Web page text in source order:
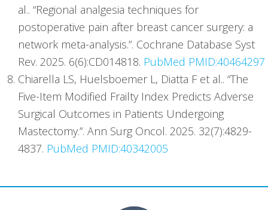
al.. “Regional analgesia techniques for
postoperative pain after breast cancer surgery: a
network meta-analysis.”. Cochrane Database Syst
Rev. 2025. 6(6):CD014818. PubMed PMID:40464297
Chiarella LS, Huelsboemer L, Diatta F et al.. “The
Five-Item Modified Frailty Index Predicts Adverse
Surgical Outcomes in Patients Undergoing
Mastectomy.”. Ann Surg Oncol. 2025. 32(7):4829-
4837. PubMed PMID:40342005